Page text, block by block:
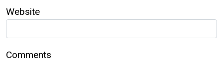
Website
Comments